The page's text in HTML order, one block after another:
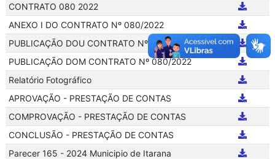
CONTRATO 080 2022
ANEXO I DO CONTRATO Nº 080/2022
PUBLICAÇÃO DOU CONTRATO Nº 080/2022
PUBLICAÇÃO DOM CONTRATO Nº 080/2022
Relatório Fotográfico
APROVAÇÃO - PRESTAÇÃO DE CONTAS
COMPROVAÇÃO - PRESTAÇÃO DE CONTAS
CONCLUSÃO - PRESTAÇÃO DE CONTAS
Parecer 165 - 2024 Municipio de Itarana